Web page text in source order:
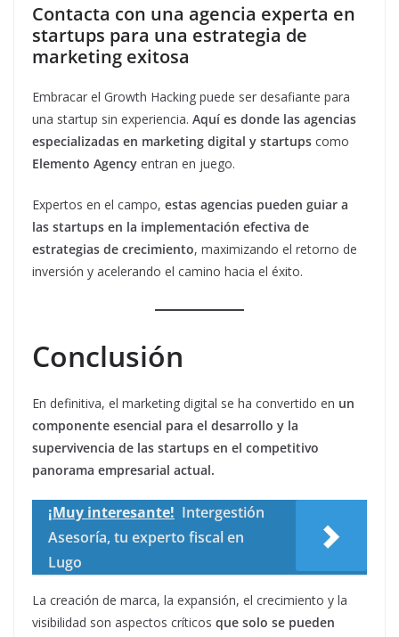
Contacta con una agencia experta en
startups para una estrategia de
marketing exitosa
Embracar el Growth Hacking puede ser desafiante para
una startup sin experiencia. Aquí es donde las agencias
especializadas en marketing digital y startups como
Elemento Agency entran en juego.
Expertos en el campo, estas agencias pueden guiar a
las startups en la implementación efectiva de
estrategias de crecimiento, maximizando el retorno de
inversión y acelerando el camino hacia el éxito.
Conclusión
En definitiva, el marketing digital se ha convertido en un
componente esencial para el desarrollo y la
supervivencia de las startups en el competitivo
panorama empresarial actual.
¡Muy interesante! Intergestión
Asesoría, tu experto fiscal en
Lugo
La creación de marca, la expansión, el crecimiento y la
visibilidad son aspectos críticos que solo se pueden